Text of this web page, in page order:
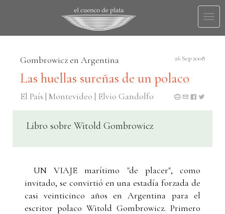
Gombrowicz en Argentina 26 Sep 2008
Las huellas sureñas de un polaco
El País | Montevideo | Elvio Gandolfo
Libro sobre Witold Gombrowicz
UN VIAJE marítimo "de placer", como
invitado, se convirtió en una estadía forzada de
casi veinticinco años en Argentina para el
escritor polaco Witold Gombrowicz. Primero